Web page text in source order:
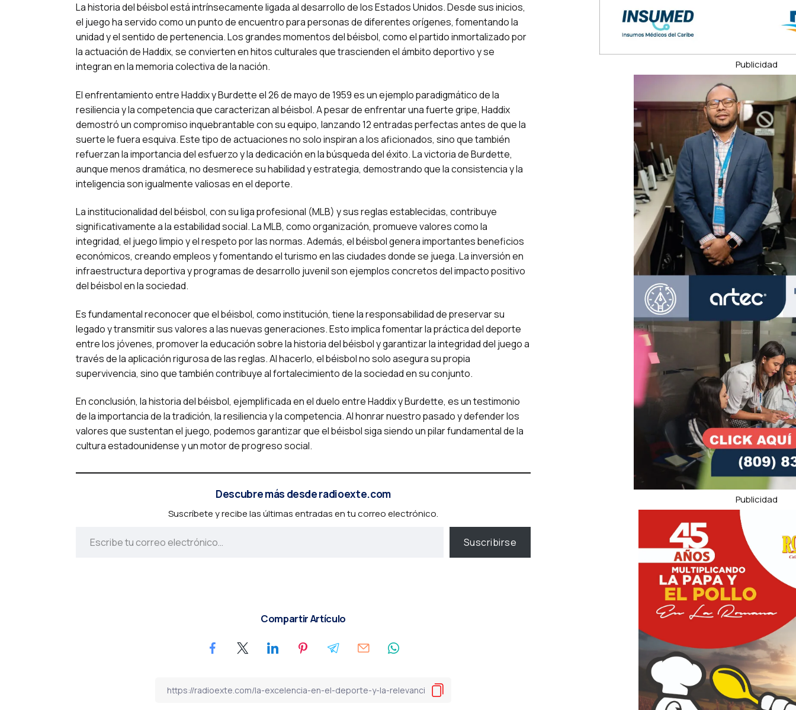
La historia del béisbol está intrínsecamente ligada al desarrollo de los Estados Unidos. Desde sus inicios,
el juego ha servido como un punto de encuentro para personas de diferentes orígenes, fomentando la
unidad y el sentido de pertenencia. Los grandes momentos del béisbol, como el partido inmortalizado por
la actuación de Haddix, se convierten en hitos culturales que trascienden el ámbito deportivo y se
integran en la memoria colectiva de la nación.
El enfrentamiento entre Haddix y Burdette el 26 de mayo de 1959 es un ejemplo paradigmático de la
resiliencia y la competencia que caracterizan al béisbol. A pesar de enfrentar una fuerte gripe, Haddix
demostró un compromiso inquebrantable con su equipo, lanzando 12 entradas perfectas antes de que la
suerte le fuera esquiva. Este tipo de actuaciones no solo inspiran a los aficionados, sino que también
refuerzan la importancia del esfuerzo y la dedicación en la búsqueda del éxito. La victoria de Burdette,
aunque menos dramática, no desmerece su habilidad y estrategia, demostrando que la consistencia y la
inteligencia son igualmente valiosas en el deporte.
La institucionalidad del béisbol, con su liga profesional (MLB) y sus reglas establecidas, contribuye
significativamente a la estabilidad social. La MLB, como organización, promueve valores como la
integridad, el juego limpio y el respeto por las normas. Además, el béisbol genera importantes beneficios
económicos, creando empleos y fomentando el turismo en las ciudades donde se juega. La inversión en
infraestructura deportiva y programas de desarrollo juvenil son ejemplos concretos del impacto positivo
del béisbol en la sociedad.
Es fundamental reconocer que el béisbol, como institución, tiene la responsabilidad de preservar su
legado y transmitir sus valores a las nuevas generaciones. Esto implica fomentar la práctica del deporte
entre los jóvenes, promover la educación sobre la historia del béisbol y garantizar la integridad del juego a
través de la aplicación rigurosa de las reglas. Al hacerlo, el béisbol no solo asegura su propia
supervivencia, sino que también contribuye al fortalecimiento de la sociedad en su conjunto.
En conclusión, la historia del béisbol, ejemplificada en el duelo entre Haddix y Burdette, es un testimonio
de la importancia de la tradición, la resiliencia y la competencia. Al honrar nuestro pasado y defender los
valores que sustentan el juego, podemos garantizar que el béisbol siga siendo un pilar fundamental de la
cultura estadounidense y un motor de progreso social.
Descubre más desde radioexte.com
Suscríbete y recibe las últimas entradas en tu correo electrónico.
Suscribirse
Compartir Artículo
Publicidad
Publicidad